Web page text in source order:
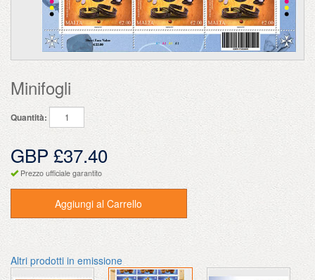
Minifogli
Quantità:
GBP £37.40
Prezzo ufficiale garantito
Aggiungi al Carrello
Altri prodotti in emissione